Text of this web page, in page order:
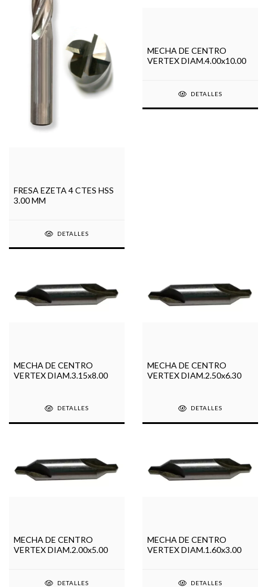
FRESA EZETA 4 CTES HSS
3.00 MM
DETALLES
MECHA DE CENTRO
VERTEX DIAM.4.00x10.00
DETALLES
MECHA DE CENTRO
VERTEX DIAM.3.15x8.00
DETALLES
MECHA DE CENTRO
VERTEX DIAM.2.50x6.30
DETALLES
MECHA DE CENTRO
VERTEX DIAM.2.00x5.00
DETALLES
MECHA DE CENTRO
VERTEX DIAM.1.60x3.00
DETALLES